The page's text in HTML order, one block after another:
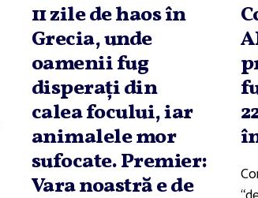
11 zile de haos în
Grecia, unde
oamenii fug
disperaţi din
calea focului, iar
animalele mor
sufocate. Premier:
Vara noastră e de